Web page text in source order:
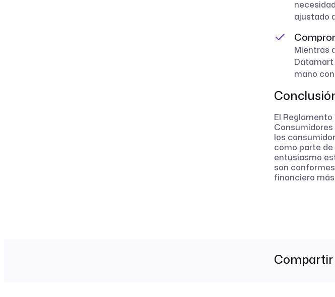
ajustado
Mientras
Datamart
mano
El
Consumidores
los
como parte de
entusiasmo
son
financiero
Compartir